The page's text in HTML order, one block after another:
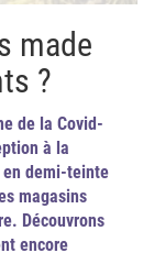
made
?
de la Covid-
à la
en demi-teinte
magasins
Découvrons
encore